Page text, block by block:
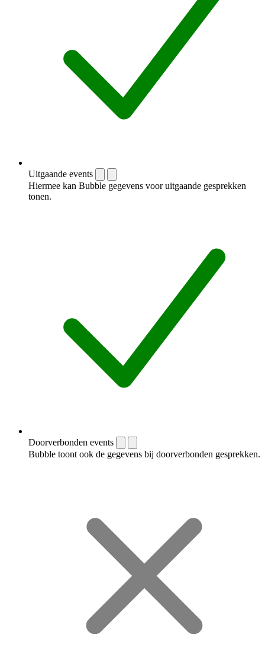
Uitgaande events
Hiermee kan Bubble gegevens voor uitgaande gesprekken
tonen.
Doorverbonden events
Bubble toont ook de gegevens bij doorverbonden gesprekken.